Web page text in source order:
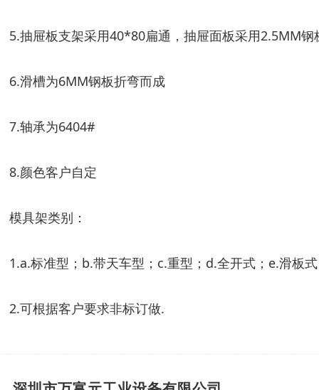
5.抽屉板支架采用40*80扁通，抽屉面板采用2.5MM钢
6.滑槽为6MM钢板折弯而成
7.轴承为6404#
8.颜色客户自定
模具架类别：
1.a.标准型；b.带天车型；c.重型；d.全开式；e.滑板
2.可根据客户要求非标订做.